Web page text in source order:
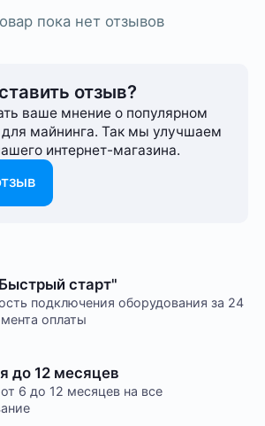
пока нет отзывов
отзыв?
ваше мнение о популярном
майнинга. Так мы улучшаем
интернет-⁠магазина.
старт"
подключения оборудования за 24
оплаты
до 12 месяцев
6 до 12 месяцев на все